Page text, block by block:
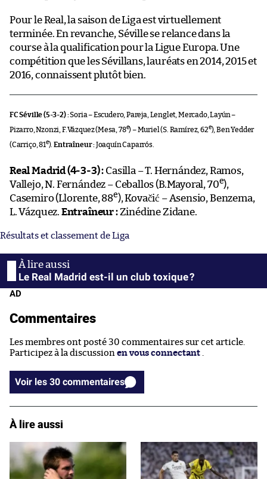
Pour le Real, la saison de Liga est virtuellement
terminée. En revanche, Séville se relance dans la
course à la qualification pour la Ligue Europa. Une
compétition que les Sévillans, lauréats en 2014, 2015 et
2016, connaissent plutôt bien.
FC Séville (5-3-2) :Soria – Escudero, Pareja, Lenglet, Mercado, Layún –
Pizarro, Nzonzi, F.Vázquez (Mesa, 78e) – Muriel (S. Ramírez, 62e), Ben Yedder
(Carriço, 81e).Entraîneur :Joaquín Caparrós.
Real Madrid (4-3-3) : Casilla – T. Hernández, Ramos,
Vallejo, N. Fernández – Ceballos (B.Mayoral, 70e),
Casemiro (Llorente, 88e), Kovačić – Asensio, Benzema,
L. Vázquez. Entraîneur :Zinédine Zidane.
Résultats et classement de Liga
Le Real Madrid est-il un club toxique ?
AD
Commentaires
Les membres ont posté 30 commentaires sur cet article.
Participez à la discussion en vous connectant
Voir les 30 commentaires
À lire aussi